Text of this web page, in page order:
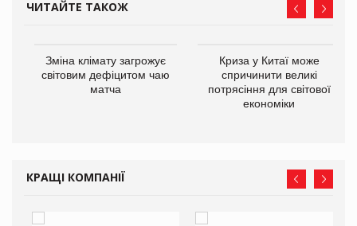
ЧИТАЙТЕ ТАКОЖ
Зміна клімату загрожує
світовим дефіцитом чаю
матча
Криза у Китаї може
спричинити великі
потрясіння для світової
економіки
КРАЩІ КОМПАНІЇ